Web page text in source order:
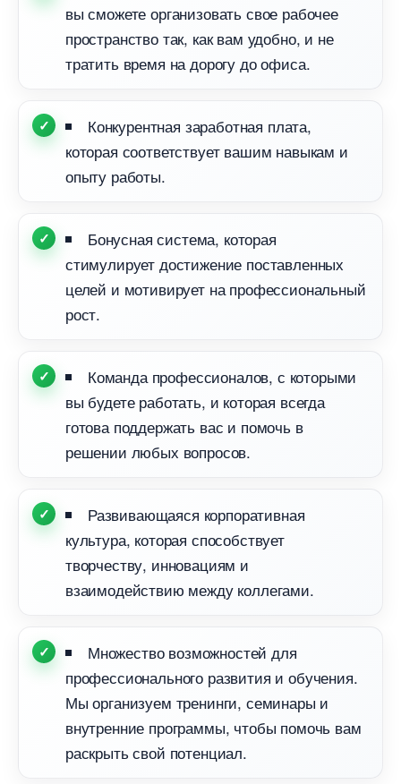
ы сможете организовать свое рабочее
пространство так, как вам удобно, и не
тратить время на дорогу до офиса.
Конкурентная заработная плата,
которая соответствует вашим навыкам и
опыту работы.
Бонусная система, которая
стимулирует достижение поставленных
целей и мотивирует на профессиональный
рост.
Команда профессионалов, с которыми
ы будете работать, и которая всегда
отова поддержать вас и помочь
решении любых вопросов.
Развивающаяся корпоративная
культура, которая способствует
творчеству, инновациям и
заимодействию между коллегами.
Множество возможностей для
профессионального развития и обучения.
Мы организуем тренинги, семинары и
нутренние программы, чтобы помочь вам
раскрыть свой потенциал.